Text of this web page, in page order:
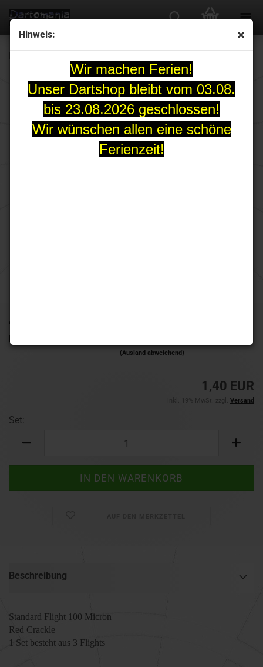
Hinweis:
Wir machen Ferien!
Unser Dartshop bleibt vom 03.08.
bis 23.08.2026 geschlossen!
Wir wünschen allen eine schöne
Ferienzeit!
Art.Nr.:
Lieferzeit:
(Ausland abweichend)
1,40 EUR
inkl. 19% MwSt. zzgl. Versand
Set:
Beschreibung
Standard Flight 100 Micron
Red Crackle
1 Set besteht aus 3 Flights